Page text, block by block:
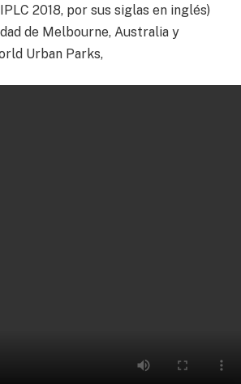
2018, por sus siglas en inglés)
de Melbourne, Australia y
Urban Parks,